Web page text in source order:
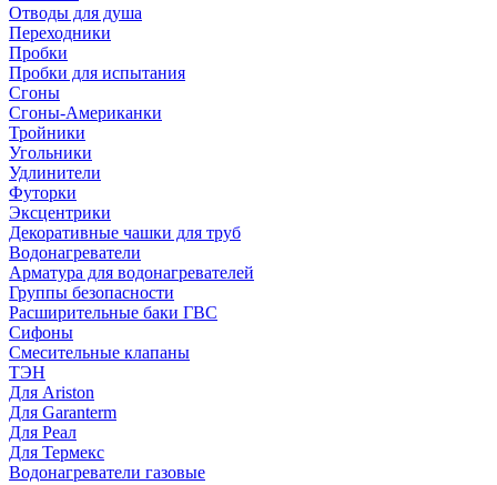
Отводы для душа
Переходники
Пробки
Пробки для испытания
Сгоны
Сгоны-Американки
Тройники
Угольники
Удлинители
Футорки
Эксцентрики
Декоративные чашки для труб
Водонагреватели
Арматура для водонагревателей
Группы безопасности
Расширительные баки ГВС
Сифоны
Смесительные клапаны
ТЭН
Для Ariston
Для Garanterm
Для Реал
Для Термекс
Водонагреватели газовые